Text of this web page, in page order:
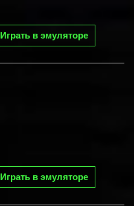
Играть в эмуляторе
Играть в эмуляторе